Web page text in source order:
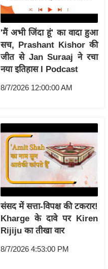
'मैं अभी जिंदा हूं' का वादा हुआ
सच, Prashant Kishor की
जीत से Jan Suraaj ने रचा
नया इतिहास I Podcast
8/7/2026 12:00:00 AM
संसद में सत्ता-विपक्ष की टकरार!
Kharge के दावे पर Kiren
Rijiju का तीखा वार
8/7/2026 4:53:00 PM